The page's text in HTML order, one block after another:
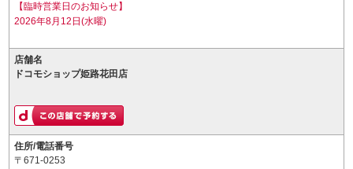
【臨時営業日のお知らせ】
2026年8月12日(水曜)
店舗名
ドコモショップ姫路花田店
住所/電話番号
〒671-0253